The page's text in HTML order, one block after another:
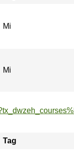
Mi
Mi
Tag